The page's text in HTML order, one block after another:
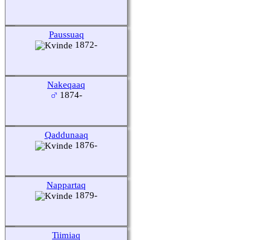
Paussuaq
1872-
Nakeqaaq
1874-
Qaddunaaq
1876-
Nappartaq
1879-
Tiimiaq